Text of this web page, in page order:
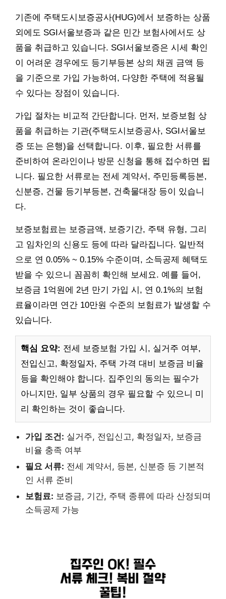
기존에 주택도시보증공사(HUG)에서 보증하는 상품
외에도 SGI서울보증과 같은 민간 보험사에서도 상
품을 취급하고 있습니다. SGI서울보증은 시세 확인
이 어려운 경우에도 등기부등본 상의 채권 금액 등
을 기준으로 가입 가능하여, 다양한 주택에 적용될
수 있다는 장점이 있습니다.
가입 절차는 비교적 간단합니다. 먼저, 보증보험 상
품을 취급하는 기관(주택도시보증공사, SGI서울보
증 또는 은행)을 선택합니다. 이후, 필요한 서류를
준비하여 온라인이나 방문 신청을 통해 접수하면 됩
니다. 필요한 서류로는 전세 계약서, 주민등록등본,
신분증, 건물 등기부등본, 건축물대장 등이 있습니
다.
보증보험료는 보증금액, 보증기간, 주택 유형, 그리
고 임차인의 신용도 등에 따라 달라집니다. 일반적
으로 연 0.05% ~ 0.15% 수준이며, 소득공제 혜택도
받을 수 있으니 꼼꼼히 확인해 보세요. 예를 들어,
보증금 1억원에 2년 만기 가입 시, 연 0.1%의 보험
료율이라면 연간 10만원 수준의 보험료가 발생할 수
있습니다.
핵심 요약: 전세 보증보험 가입 시, 실거주 여부,
전입신고, 확정일자, 주택 가격 대비 보증금 비율
등을 확인해야 합니다. 집주인의 동의는 필수가
아니지만, 일부 상품의 경우 필요할 수 있으니 미
리 확인하는 것이 좋습니다.
가입 조건: 실거주, 전입신고, 확정일자, 보증금
비율 충족 여부
필요 서류: 전세 계약서, 등본, 신분증 등 기본적
인 서류 준비
보험료: 보증금, 기간, 주택 종류에 따라 산정되며
소득공제 가능